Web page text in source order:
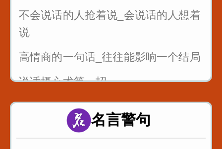
不会说话的人抢着说_会说话的人想着
说
高情商的一句话_往往能影响一个结局
说话摄心术第一招
一个脏字不说_如何回怼别人
一开口说话让别人喜欢你
名言警句